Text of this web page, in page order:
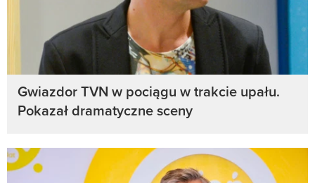
Gwiazdor TVN w pociągu w trakcie upału.
Pokazał dramatyczne sceny